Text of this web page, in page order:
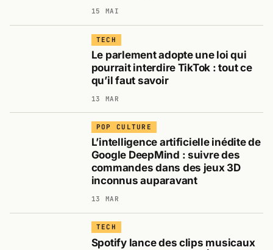
15 MAI
TECH
Le parlement adopte une loi qui
pourrait interdire TikTok : tout ce
qu’il faut savoir
13 MAR
POP CULTURE
L’intelligence artificielle inédite de
Google DeepMind : suivre des
commandes dans des jeux 3D
inconnus auparavant
13 MAR
TECH
Spotify lance des clips musicaux